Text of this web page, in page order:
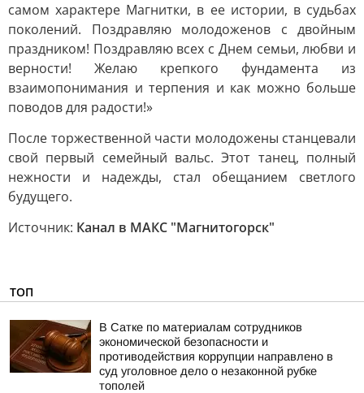
самом характере Магнитки, в ее истории, в судьбах
поколений. Поздравляю молодоженов с двойным
праздником! Поздравляю всех с Днем семьи, любви и
верности! Желаю крепкого фундамента из
взаимопонимания и терпения и как можно больше
поводов для радости!»
После торжественной части молодожены станцевали
свой первый семейный вальс. Этот танец, полный
нежности и надежды, стал обещанием светлого
будущего.
Источник: Канал в МАКС "Магнитогорск"
ТОП
В Сатке по материалам сотрудников
экономической безопасности и
противодействия коррупции направлено в
суд уголовное дело о незаконной рубке
тополей